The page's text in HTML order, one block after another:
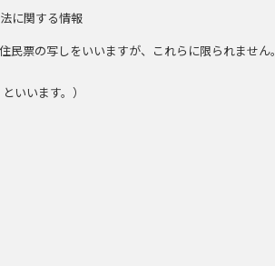
に関する情報
民票の写しをいいますが、これらに限られません
いいます。）